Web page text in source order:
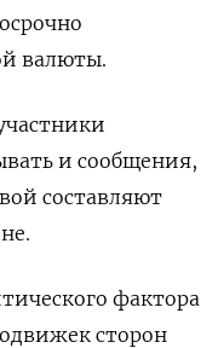
валюты.
и сообщения,
составляют
фактора
сторон